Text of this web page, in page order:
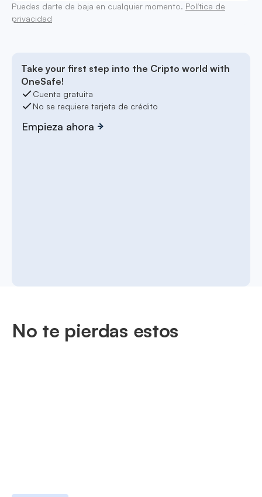
Puedes darte de baja en cualquier momento. Política de
privacidad
Take your first step into the Cripto world with
OneSafe!
Cuenta gratuita
No se requiere tarjeta de crédito
Empieza ahora
No te pierdas estos